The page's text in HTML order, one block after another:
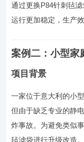
通过更换P84针刺毡
运行更加稳定，生产
案例二：小型家
项目背景
一家位于意大利的小
但由于缺乏专业的静
炸事故。为避免类似
毡滤袋进行升级改造。